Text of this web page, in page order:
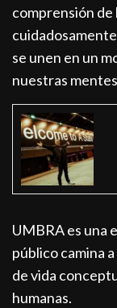
comprensión de
se unen en un
nuestras
UMBRA es una
público camina
de vida
humanas.